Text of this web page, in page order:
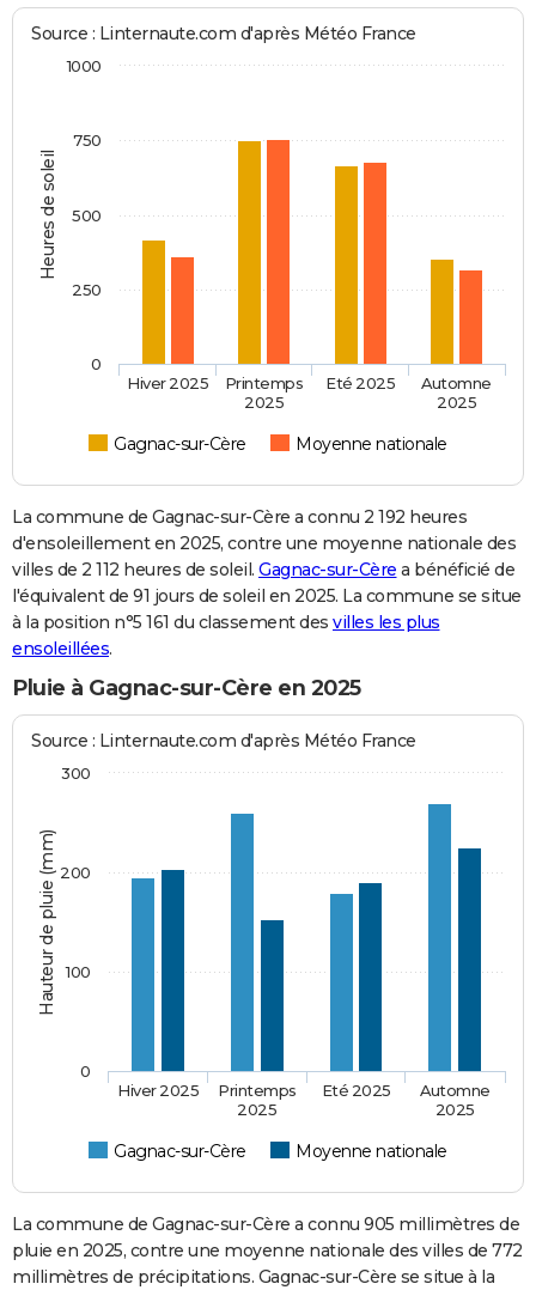
Heures de soleil
Source : Linternaute.com d'après Météo France
Gagnac-sur-Cère Moyenne nationale
Hiver 2025
Printemps
2025
Eté 2025
Automne
2025
0
250
500
750
1000
La commune de Gagnac-sur-Cère a connu 2 192 heures
d'ensoleillement en 2025, contre une moyenne nationale des
villes de 2 112 heures de soleil. Gagnac-sur-Cère a bénéficié de
l'équivalent de 91 jours de soleil en 2025. La commune se situe
à la position n°5 161 du classement des villes les plus
ensoleillées.
Pluie à Gagnac-sur-Cère en 2025
Hauteur de pluie (mm)
Source : Linternaute.com d'après Météo France
Gagnac-sur-Cère Moyenne nationale
Hiver 2025
Printemps
2025
Eté 2025
Automne
2025
0
100
200
300
La commune de Gagnac-sur-Cère a connu 905 millimètres de
pluie en 2025, contre une moyenne nationale des villes de 772
millimètres de précipitations. Gagnac-sur-Cère se situe à la